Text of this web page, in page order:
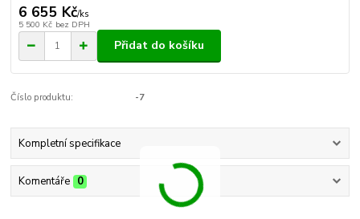
6 655 Kč/ks
5 500 Kč bez DPH
Přidat do košíku
Číslo produktu: -7
Kompletní specifikace
Komentáře 0